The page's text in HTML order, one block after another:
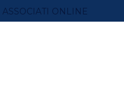
ASSOCIATI ONLINE